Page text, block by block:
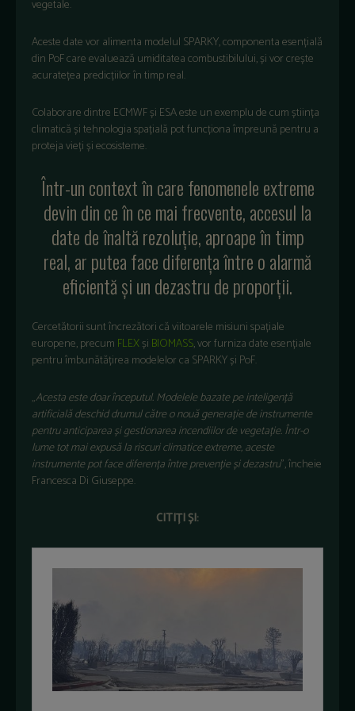
vegetale.
Aceste date vor alimenta modelul SPARKY, componenta esențială
din PoF care evaluează umiditatea combustibilului, și vor crește
acuratețea predicțiilor în timp real.
Colaborare dintre ECMWF și ESA este un exemplu de cum știința
climatică și tehnologia spațială pot funcționa împreună pentru a
proteja vieți și ecosisteme.
Într-un context în care fenomenele extreme
devin din ce în ce mai frecvente, accesul la
date de înaltă rezoluție, aproape în timp
real, ar putea face diferența între o alarmă
eficientă și un dezastru de proporții.
Cercetătorii sunt încrezători că viitoarele misiuni spațiale
europene, precum FLEXși BIOMASS, vor furniza date esențiale
pentru îmbunătățirea modelelor ca SPARKY și PoF.
„Acesta este doar începutul. Modelele bazate pe inteligență
artificială deschid drumul către o nouă generație de instrumente
pentru anticiparea și gestionarea incendiilor de vegetație. Într-o
lume tot mai expusă la riscuri climatice extreme, aceste
instrumente pot face diferența între prevenție și dezastru”, încheie
Francesca Di Giuseppe.
CITIȚI ȘI: